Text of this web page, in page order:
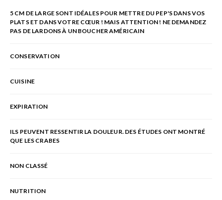
5 CM DE LARGE SONT IDÉALES POUR METTRE DU PEP'S DANS VOS
PLATS ET DANS VOTRE CŒUR ! MAIS ATTENTION ! NE DEMANDEZ
PAS DE LARDONS À UN BOUCHER AMÉRICAIN
CONSERVATION
CUISINE
EXPIRATION
ILS PEUVENT RESSENTIR LA DOULEUR. DES ÉTUDES ONT MONTRÉ
QUE LES CRABES
NON CLASSÉ
NUTRITION